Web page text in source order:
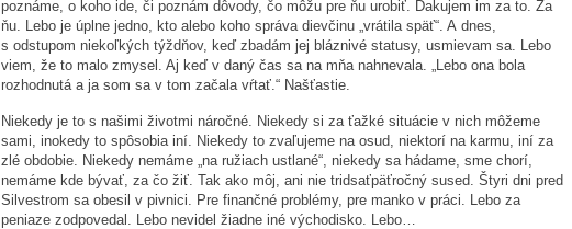
poznáme, o koho ide, či poznám dôvody, čo môžu pre ňu urobiť. Ďakujem im za to. Za
ňu. Lebo je úplne jedno, kto alebo koho správa dievčinu „vrátila späť“. A dnes,
s odstupom niekoľkých týždňov, keď zbadám jej bláznivé statusy, usmievam sa. Lebo
viem, že to malo zmysel. Aj keď v daný čas sa na mňa nahnevala. „Lebo ona bola
rozhodnutá a ja som sa v tom začala vŕtať.“ Našťastie.
Niekedy je to s našimi životmi náročné. Niekedy si za ťažké situácie v nich môžeme
sami, inokedy to spôsobia iní. Niekedy to zvaľujeme na osud, niektorí na karmu, iní za
zlé obdobie. Niekedy nemáme „na ružiach ustlané“, niekedy sa hádame, sme chorí,
nemáme kde bývať, za čo žiť. Tak ako môj, ani nie tridsaťpäťročný sused. Štyri dni pred
Silvestrom sa obesil v pivnici. Pre finančné problémy, pre manko v práci. Lebo za
peniaze zodpovedal. Lebo nevidel žiadne iné východisko. Lebo…